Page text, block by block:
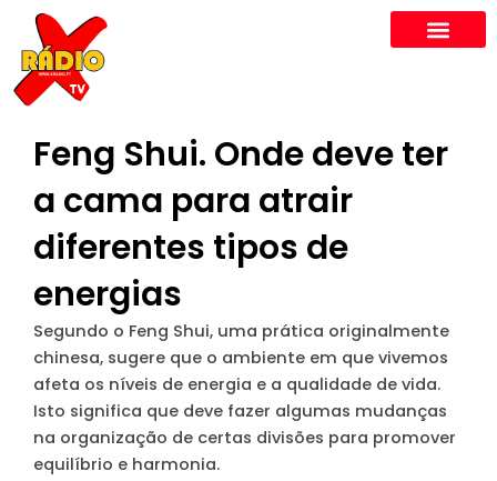
content
Feng Shui. Onde deve ter
a cama para atrair
diferentes tipos de
energias
Segundo o Feng Shui, uma prática originalmente
chinesa, sugere que o ambiente em que vivemos
afeta os níveis de energia e a qualidade de vida.
Isto significa que deve fazer algumas mudanças
na organização de certas divisões para promover
equilíbrio e harmonia.